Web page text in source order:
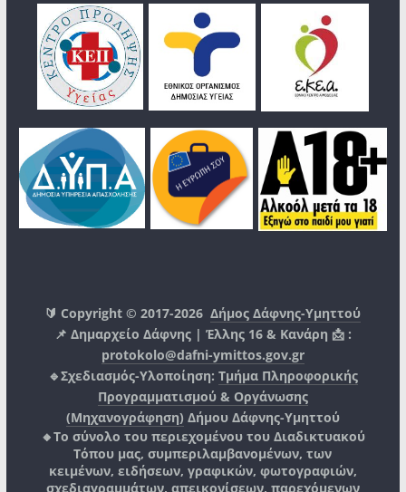
🔰 Copyright © 2017-2026Δήμος Δάφνης-Υμηττού
📌 Δημαρχείο Δάφνης | Έλλης 16 & Κανάρη 📩 :
protokolo@dafni-ymittos.gov.gr
🔹Σχεδιασμός-Υλοποίηση: Τμήμα Πληροφορικής
Προγραμματισμού & Οργάνωσης
(Μηχανογράφηση) Δήμου Δάφνης-Υμηττού
🔸Το σύνολο του περιεχομένου του Διαδικτυακού
Τόπου μας, συμπεριλαμβανομένων, των
κειμένων, ειδήσεων, γραφικών, φωτογραφιών,
σχεδιαγραμμάτων, απεικονίσεων, παρεχόμενων